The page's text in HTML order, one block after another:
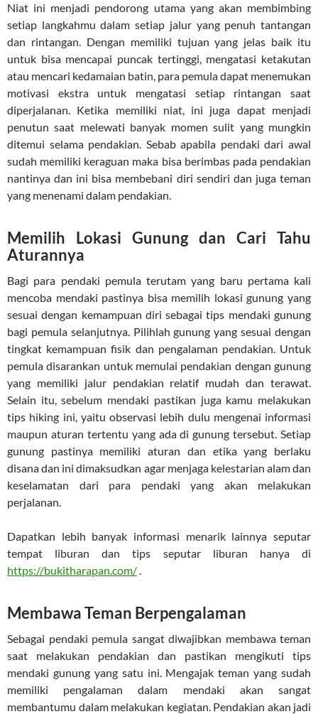
Niat ini menjadi pendorong utama yang akan membimbing
setiap langkahmu dalam setiap jalur yang penuh tantangan
dan rintangan. Dengan memiliki tujuan yang jelas baik itu
untuk bisa mencapai puncak tertinggi, mengatasi ketakutan
atau mencari kedamaian batin, para pemula dapat menemukan
motivasi ekstra untuk mengatasi setiap rintangan saat
diperjalanan. Ketika memiliki niat, ini juga dapat menjadi
penutun saat melewati banyak momen sulit yang mungkin
ditemui selama pendakian. Sebab apabila pendaki dari awal
sudah memiliki keraguan maka bisa berimbas pada pendakian
nantinya dan ini bisa membebani diri sendiri dan juga teman
yang menenami dalam pendakian.
Memilih Lokasi Gunung dan Cari Tahu
Aturannya
Bagi para pendaki pemula terutam yang baru pertama kali
mencoba mendaki pastinya bisa memilih lokasi gunung yang
sesuai dengan kemampuan diri sebagai tips mendaki gunung
bagi pemula selanjutnya. Pilihlah gunung yang sesuai dengan
tingkat kemampuan fisik dan pengalaman pendakian. Untuk
pemula disarankan untuk memulai pendakian dengan gunung
yang memiliki jalur pendakian relatif mudah dan terawat.
Selain itu, sebelum mendaki pastikan juga kamu melakukan
tips hiking ini, yaitu observasi lebih dulu mengenai informasi
maupun aturan tertentu yang ada di gunung tersebut. Setiap
gunung pastinya memiliki aturan dan etika yang berlaku
disana dan ini dimaksudkan agar menjaga kelestarian alam dan
keselamatan dari para pendaki yang akan melakukan
perjalanan.
Dapatkan lebih banyak informasi menarik lainnya seputar
tempat liburan dan tips seputar liburan hanya di
https://bukitharapan.com/.
Membawa Teman Berpengalaman
Sebagai pendaki pemula sangat diwajibkan membawa teman
saat melakukan pendakian dan pastikan mengikuti tips
mendaki gunung yang satu ini. Mengajak teman yang sudah
memiliki pengalaman dalam mendaki akan sangat
membantumu dalam melakukan kegiatan. Pendakian akan jadi